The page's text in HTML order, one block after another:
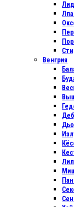
Венгрия